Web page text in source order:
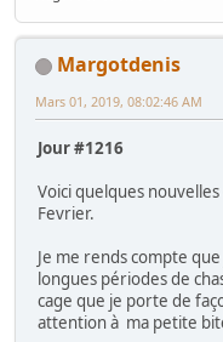
Margotdenis
Mars 01, 2019, 08:02:46 AM
Jour #1216
Voici quelques
Fevrier.
Je me rends compte
longues périodes de
cage que je porte de
attention à ma petite